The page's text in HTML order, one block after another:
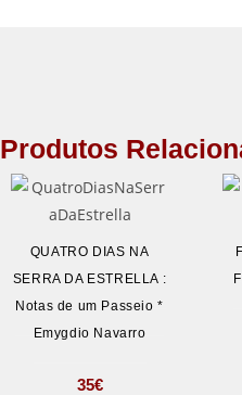
Produtos
QUATRO DIAS NA
SERRA DA ESTRELLA :
Notas de um Passeio *
Emygdio Navarro
35€